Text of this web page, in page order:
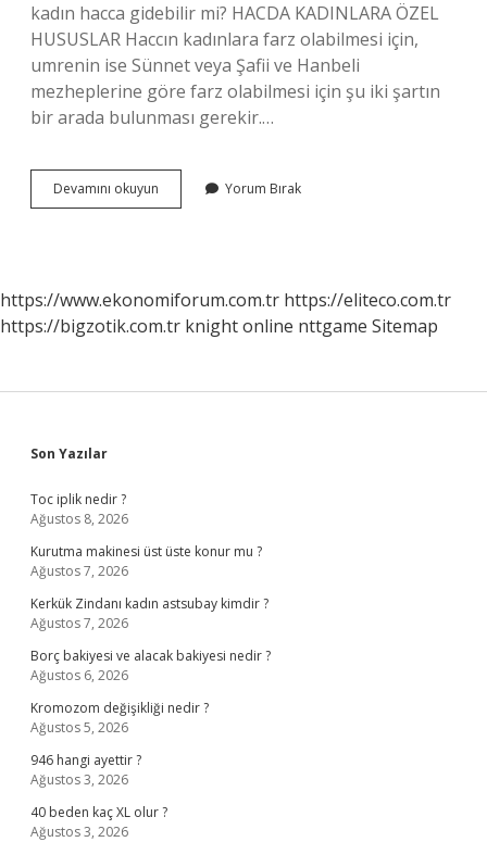
kadın hacca gidebilir mi? HACDA KADINLARA ÖZEL
HUSUSLAR Haccın kadınlara farz olabilmesi için,
umrenin ise Sünnet veya Şafii ve Hanbeli
mezheplerine göre farz olabilmesi için şu iki şartın
bir arada bulunması gerekir.…
Devamını okuyun
Kişiye
Yorum Bırak
https://www.ekonomiforum.com.tr https://eliteco.com.tr
https://bigzotik.com.tr knight online nttgame Sitemap
Sidebar
Son Yazılar
Toc iplik nedir ?
Ağustos 8, 2026
Kurutma makinesi üst üste konur mu ?
Ağustos 7, 2026
Kerkük Zindanı kadın astsubay kimdir ?
Ağustos 7, 2026
Borç bakiyesi ve alacak bakiyesi nedir ?
Ağustos 6, 2026
Kromozom değişikliği nedir ?
Ağustos 5, 2026
946 hangi ayettir ?
Ağustos 3, 2026
40 beden kaç XL olur ?
Ağustos 3, 2026